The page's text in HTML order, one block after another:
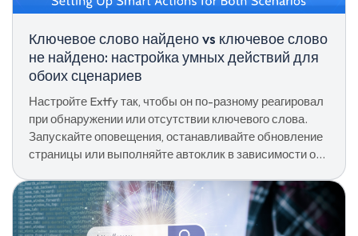
Ключевое слово найдено vs ключевое слово
не найдено: настройка умных действий для
обоих сценариев
Настройте Extfy так, чтобы он по-разному реагировал
при обнаружении или отсутствии ключевого слова.
Запускайте оповещения, останавливайте обновление
страницы или выполняйте автоклик в зависимости от